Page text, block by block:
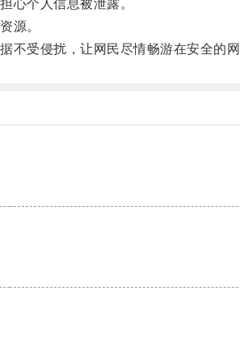
个人信息被泄露。
源。
受侵扰，让网民尽情畅游在安全的